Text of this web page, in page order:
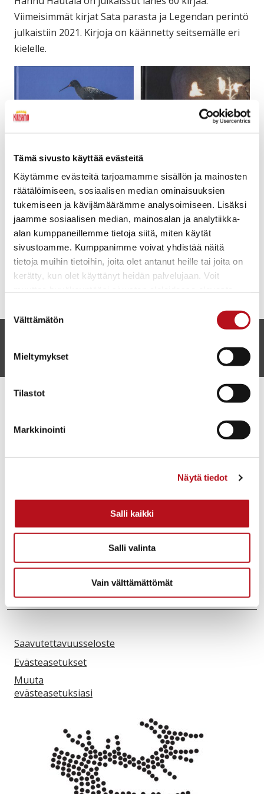
Tämä sivusto käyttää evästeitä
Käytämme evästeitä tarjoamamme sisällön ja mainosten
räätälöimiseen, sosiaalisen median ominaisuuksien
tukemiseen ja kävijämäärämme analysoimiseen. Lisäksi
jaamme sosiaalisen median, mainosalan ja analytiikka-
alan kumppaneillemme tietoja siitä, miten käytät
sivustoamme. Kumppanimme voivat yhdistää näitä
tietoja muihin tietoihin, joita olet antanut heille tai joita on
kerätty, kun olet käyttänyt heidän palvelujaan. Voit
valinta
Välttämätön
Mieltymykset
Tilastot
Markkinointi
Näytä tiedot
Salli kaikki
Salli valinta
Vain välttämättömät
Viimeisimmät kirjat Sata parasta ja Legendan perintö
julkaistiin 2021. Kirjoja on käännetty seitsemälle eri
kielelle.
Kirjat ovat esillä luontokuvakeskuksen galleriassa.
Koko Hannu Hautalan kirjatuotanto
Matkailu- ja kulttuurikeskus Karhuntassu
info@kuusamo.fi
Kuusamo Karhuntassu
Saavutettavuusseloste
Evästeasetukset
Muuta
evästeasetuksiasi